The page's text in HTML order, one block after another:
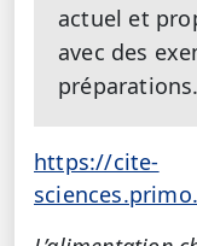
actuel et
avec des
préparations.
https://cite-